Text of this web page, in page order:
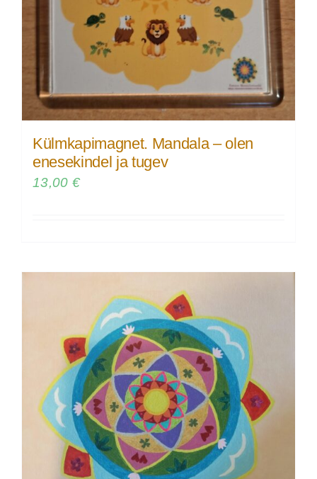
Külmkapimagnet. Mandala – olen
enesekindel ja tugev
13,00 €